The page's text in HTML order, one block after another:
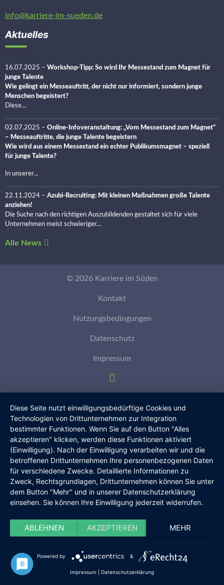
info@karriere-im-sueden.de
Aktuelles
16.07.2025 – Workshop-Tipp: So wird Ihr Messestand zum Magnet für
junge Talente
Wie gelingt ein Messeauftritt, der nicht nur informiert, sondern junge
Menschen begeistert?
Diese…
02.07.2025 – Online-Infoveranstaltung: „Vom Messestand zum Magnet“
– Messeauftritte, die junge Talente begeistern
Wie wird aus einem Messestand ein echter Publikumsmagnet – speziell
für junge Talente?
In unserer…
22.11.2024 – Azubi-Recruiting: Mit kleinen Maßnahmen große Talente
anziehen!
Die Suche nach den richtigen Auszubildenden gestaltet sich für viele
Unternehmen meist schwieriger…
Alle News
© 2026 Karriere im Süden
Kontakt
Nutzungsbedingungen
Datenschutz
Impressum
Diese Seite nutzt einwilligungsbedürftige Cookies und
Technologien von Drittunternehmen zur Integration
bestimmter Funktionen. Wenn Sie auf den Button "Alles
akzeptieren" klicken, werden diese Funktionen aktiviert
(Einwilligung). Nach der Einwilligung verarbeiten wir und die
betroffenen Drittunternehmen Ihre personenbezogenen Daten
für verschiedene Zwecke. Detaillierte Informationen zu
Zweck, Rechtsgrundlagen, Drittunternehmen können Sie unter
dem Button "Mehr" und in unserer Datenschutzerklärung
einsehen. Sie können Ihre Einwilligung jederzeit widerrufen.
ABLEHNEN AKZEPTIEREN MEHR
Powered by &
Impressum Datenschutzerklärung